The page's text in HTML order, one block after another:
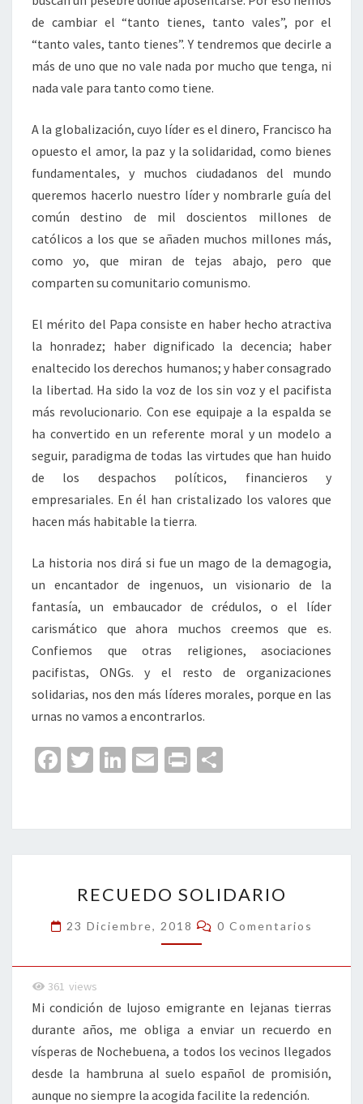
de cambiar el “tanto tienes, tanto vales”, por el
“tanto vales, tanto tienes”. Y tendremos que decirle a
más de uno que no vale nada por mucho que tenga, ni
nada vale para tanto como tiene.
A la globalización, cuyo líder es el dinero, Francisco ha
opuesto el amor, la paz y la solidaridad, como bienes
fundamentales, y muchos ciudadanos del mundo
queremos hacerlo nuestro líder y nombrarle guía del
común destino de mil doscientos millones de
católicos a los que se añaden muchos millones más,
como yo, que miran de tejas abajo, pero que
comparten su comunitario comunismo.
El mérito del Papa consiste en haber hecho atractiva
la honradez; haber dignificado la decencia; haber
enaltecido los derechos humanos; y haber consagrado
la libertad. Ha sido la voz de los sin voz y el pacifista
más revolucionario. Con ese equipaje a la espalda se
ha convertido en un referente moral y un modelo a
seguir, paradigma de todas las virtudes que han huido
de los despachos políticos, financieros y
empresariales. En él han cristalizado los valores que
hacen más habitable la tierra.
La historia nos dirá si fue un mago de la demagogia,
un encantador de ingenuos, un visionario de la
fantasía, un embaucador de crédulos, o el líder
carismático que ahora muchos creemos que es.
Confiemos que otras religiones, asociaciones
pacifistas, ONGs. y el resto de organizaciones
solidarias, nos den más líderes morales, porque en las
urnas no vamos a encontrarlos.
Fa
o
o
T
er
Li
dI
n
E
l
Pr
p
ar
tir
SOLIDARIO
RECUEDO SOLIDARIO
23 Diciembre, 2018 Comentarios
0 Comentarios
361 views
Mi condición de lujoso emigrante en lejanas tierras
durante años, me obliga a enviar un recuerdo en
vísperas de Nochebuena, a todos los vecinos llegados
desde la hambruna al suelo español de promisión,
aunque no siempre la acogida facilite la redención.